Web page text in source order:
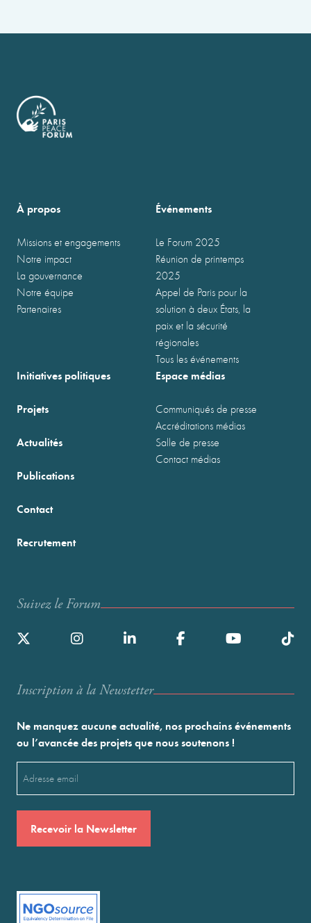
À propos
Missions et engagements
Notre impact
La gouvernance
Notre équipe
Partenaires
Événements
Le Forum 2025
Réunion de printemps
2025
Appel de Paris pour la
solution à deux États, la
paix et la sécurité
régionales
Tous les événements
Initiatives politiques
Projets
Actualités
Publications
Espace médias
Communiqués de presse
Accréditations médias
Salle de presse
Contact médias
Contact
Recrutement
Suivez le Forum
Inscription à la Newstetter
Ne manquez aucune actualité, nos prochains événements
ou l’avancée des projets que nous soutenons !
(Nécessaire)